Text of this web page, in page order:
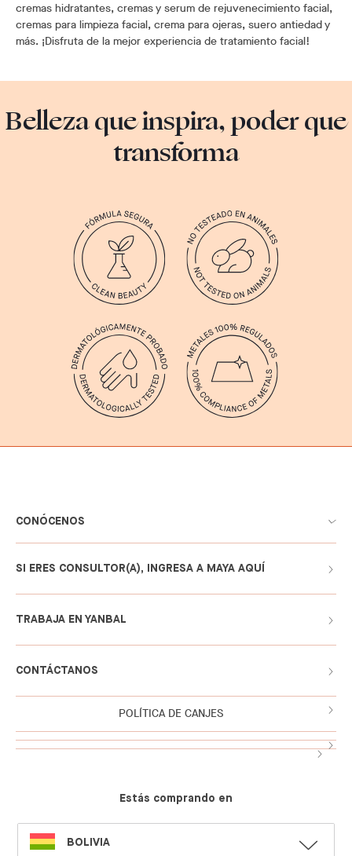
cremas hidratantes, cremas y serum de rejuvenecimiento facial,
cremas para limpieza facial, crema para ojeras, suero antiedad y
más. ¡Disfruta de la mejor experiencia de tratamiento facial!
Belleza que inspira, poder que
transforma
CONÓCENOS
SI ERES CONSULTOR(A), INGRESA A MAYA AQUÍ
TRABAJA EN YANBAL
CONTÁCTANOS
POLÍTICA DE CANJES
Estás comprando en
SELECT
LANGUAGE
BOLIVIA